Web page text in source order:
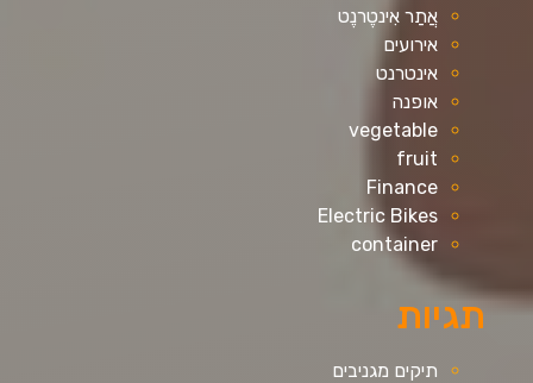
אֲתַר אִינטֶרנֶט
אירועים
אינטרנט
אופנה
vegetable
fruit
Finance
Electric Bikes
container
תגיות
תיקים מגניבים